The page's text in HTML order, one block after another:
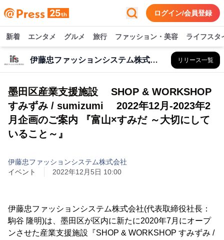
ログイン/会員登録
新着 エンタメ グルメ 旅行 ファッション・美容 ライフスタ
伊藤忠ファッションシステム株式会社 リリース一覧
墨田区産業支援施設 SHOP & WORKSHOP
すみずみ / sumizumi 2022年12月-2023年2
月企画のご案内 『富山×すみだ ～大切にして
いること～』
伊藤忠ファッションシステム株式会社
イベント
2022年12月5日 10:00
伊藤忠ファッションシステム株式会社(代表取締役社長：
駒谷 隆明)は、墨田区が区内に新たに2020年7月にオープ
ンさせた産業支援施設『SHOP & WORKSHOP すみずみ /